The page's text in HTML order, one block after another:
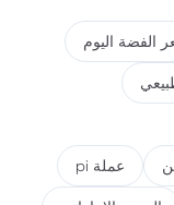
الفضة اليوم
عملة pi